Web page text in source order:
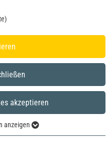
akzeptieren
anzeigen